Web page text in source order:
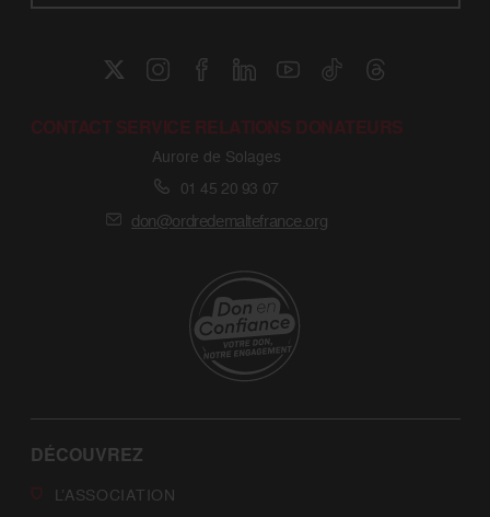
CONTACT SERVICE RELATIONS DONATEURS
Aurore de Solages
01 45 20 93 07
don@ordredemaltefrance.org
DÉCOUVREZ
L’ASSOCIATION